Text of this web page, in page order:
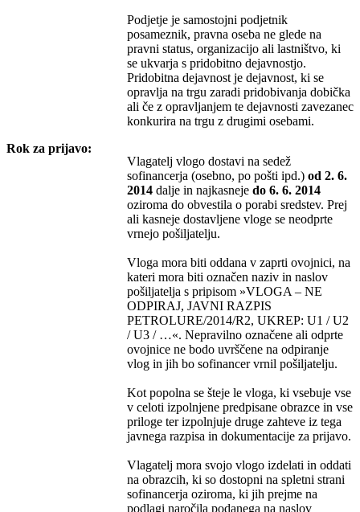
Podjetje je samostojni podjetnik
posameznik, pravna oseba ne glede na
pravni status, organizacijo ali lastništvo, ki
se ukvarja s pridobitno dejavnostjo.
Pridobitna dejavnost je dejavnost, ki se
opravlja na trgu zaradi pridobivanja dobička
ali če z opravljanjem te dejavnosti zavezanec
konkurira na trgu z drugimi osebami.
Rok za prijavo:
Vlagatelj vlogo dostavi na sedež
sofinancerja (osebno, po pošti ipd.) od 2. 6.
2014 dalje in najkasneje do 6. 6. 2014
oziroma do obvestila o porabi sredstev. Prej
ali kasneje dostavljene vloge se neodprte
vrnejo pošiljatelju.
Vloga mora biti oddana v zaprti ovojnici, na
kateri mora biti označen naziv in naslov
pošiljatelja s pripisom »VLOGA – NE
ODPIRAJ, JAVNI RAZPIS
PETROLURE/2014/R2, UKREP: U1 / U2
/ U3 / …«. Nepravilno označene ali odprte
ovojnice ne bodo uvrščene na odpiranje
vlog in jih bo sofinancer vrnil pošiljatelju.
Kot popolna se šteje le vloga, ki vsebuje vse
v celoti izpolnjene predpisane obrazce in vse
priloge ter izpolnjuje druge zahteve iz tega
javnega razpisa in dokumentacije za prijavo.
Vlagatelj mora svojo vlogo izdelati in oddati
na obrazcih, ki so dostopni na spletni strani
sofinancerja oziroma, ki jih prejme na
podlagi naročila podanega na naslov